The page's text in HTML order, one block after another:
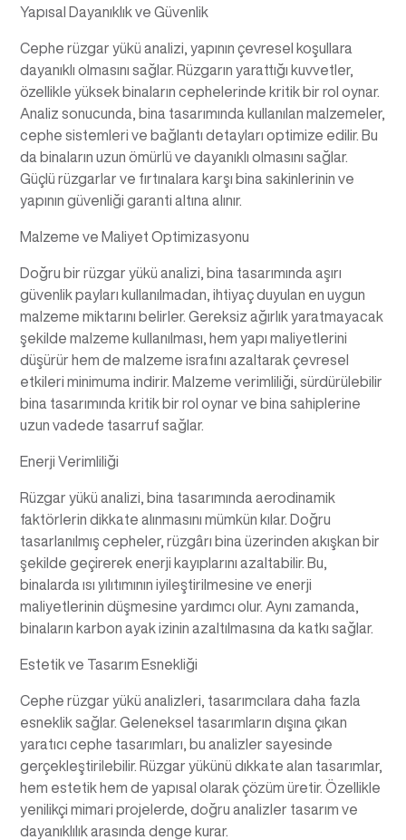
Yapısal Dayanıklık ve Güvenlik
Cephe rüzgar yükü analizi, yapının çevresel koşullara
dayanıklı olmasını sağlar. Rüzgarın yarattığı kuvvetler,
özellikle yüksek binaların cephelerinde kritik bir rol oynar.
Analiz sonucunda, bina tasarımında kullanılan malzemeler,
cephe sistemleri ve bağlantı detayları optimize edilir. Bu
da binaların uzun ömürlü ve dayanıklı olmasını sağlar.
Güçlü rüzgarlar ve fırtınalara karşı bina sakinlerinin ve
yapının güvenliği garanti altına alınır.
Malzeme ve Maliyet Optimizasyonu
Doğru bir rüzgar yükü analizi, bina tasarımında aşırı
güvenlik payları kullanılmadan, ihtiyaç duyulan en uygun
malzeme miktarını belirler. Gereksiz ağırlık yaratmayacak
şekilde malzeme kullanılması, hem yapı maliyetlerini
düşürür hem de malzeme israfını azaltarak çevresel
etkileri minimuma indirir. Malzeme verimliliği, sürdürülebilir
bina tasarımında kritik bir rol oynar ve bina sahiplerine
uzun vadede tasarruf sağlar.
Enerji Verimliliği
Rüzgar yükü analizi, bina tasarımında aerodinamik
faktörlerin dikkate alınmasını mümkün kılar. Doğru
tasarlanılmış cepheler, rüzgârı bina üzerinden akışkan bir
şekilde geçirerek enerji kayıplarını azaltabilir. Bu,
binalarda ısı yılıtımının iyileştirilmesine ve enerji
maliyetlerinin düşmesine yardımcı olur. Aynı zamanda,
binaların karbon ayak izinin azaltılmasına da katkı sağlar.
Estetik ve Tasarım Esnekliği
Cephe rüzgar yükü analizleri, tasarımcılara daha fazla
esneklik sağlar. Geleneksel tasarımların dışına çıkan
yaratıcı cephe tasarımları, bu analizler sayesinde
gerçekleştirilebilir. Rüzgar yükünü dıkkate alan tasarımlar,
hem estetik hem de yapısal olarak çözüm üretir. Özellikle
yenilikçi mimari projelerde, doğru analizler tasarım ve
dayanıklılık arasında denge kurar.